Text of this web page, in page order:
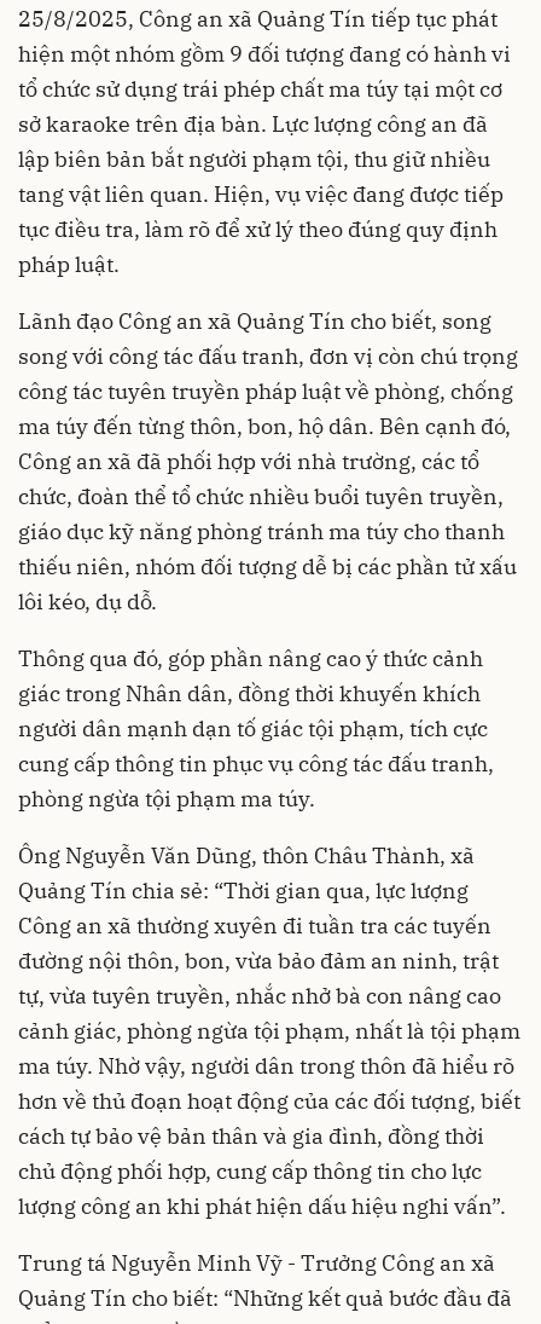
25/8/2025, Công an xã Quảng Tín tiếp tục phát
hiện một nhóm gồm 9 đối tượng đang có hành vi
tổ chức sử dụng trái phép chất ma túy tại một cơ
sở karaoke trên địa bàn. Lực lượng công an đã
lập biên bản bắt người phạm tội, thu giữ nhiều
tang vật liên quan. Hiện, vụ việc đang được tiếp
tục điều tra, làm rõ để xử lý theo đúng quy định
pháp luật.
Lãnh đạo Công an xã Quảng Tín cho biết, song
song với công tác đấu tranh, đơn vị còn chú trọng
công tác tuyên truyền pháp luật về phòng, chống
ma túy đến từng thôn, bon, hộ dân. Bên cạnh đó,
Công an xã đã phối hợp với nhà trường, các tổ
chức, đoàn thể tổ chức nhiều buổi tuyên truyền,
giáo dục kỹ năng phòng tránh ma túy cho thanh
thiếu niên, nhóm đối tượng dễ bị các phần tử xấu
lôi kéo, dụ dỗ.
Thông qua đó, góp phần nâng cao ý thức cảnh
giác trong Nhân dân, đồng thời khuyến khích
người dân mạnh dạn tố giác tội phạm, tích cực
cung cấp thông tin phục vụ công tác đấu tranh,
phòng ngừa tội phạm ma túy.
Ông Nguyễn Văn Dũng, thôn Châu Thành, xã
Quảng Tín chia sẻ: “Thời gian qua, lực lượng
Công an xã thường xuyên đi tuần tra các tuyến
đường nội thôn, bon, vừa bảo đảm an ninh, trật
tự, vừa tuyên truyền, nhắc nhở bà con nâng cao
cảnh giác, phòng ngừa tội phạm, nhất là tội phạm
ma túy. Nhờ vậy, người dân trong thôn đã hiểu rõ
hơn về thủ đoạn hoạt động của các đối tượng, biết
cách tự bảo vệ bản thân và gia đình, đồng thời
chủ động phối hợp, cung cấp thông tin cho lực
lượng công an khi phát hiện dấu hiệu nghi vấn”.
Trung tá Nguyễn Minh Vỹ - Trưởng Công an xã
Quảng Tín cho biết: “Những kết quả bước đầu đã